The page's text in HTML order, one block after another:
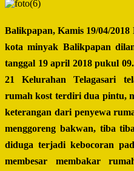
Balikpapan, Kamis 19/04/
kota minyak Balikpapan
tanggal 19 april 2018 pukul
21 Kelurahan Telagasari
rumah kost terdiri dua pintu,
keterangan dari penyewa
menggoreng bakwan, tiba
diduga terjadi kebocoran
membesar membakar